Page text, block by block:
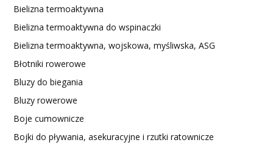
Bielizna termoaktywna
Bielizna termoaktywna do wspinaczki
Bielizna termoaktywna, wojskowa, myśliwska, ASG
Błotniki rowerowe
Bluzy do biegania
Bluzy rowerowe
Boje cumownicze
Bojki do pływania, asekuracyjne i rzutki ratownicze